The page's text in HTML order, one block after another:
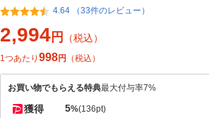
4.64 （33件のレビュー）
2,994 円 （税込）
1つあたり 998円 （税込）
お買い物でもらえる特典最大付与率7%
獲得 5%(136pt)